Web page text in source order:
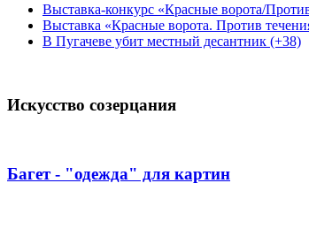
Выставка-конкурс «Красные ворота/
Выставка «Красные ворота. Против
В Пугачеве убит местный десантник (+38)
Искусство созерцания
Багет - "одежда" для картин